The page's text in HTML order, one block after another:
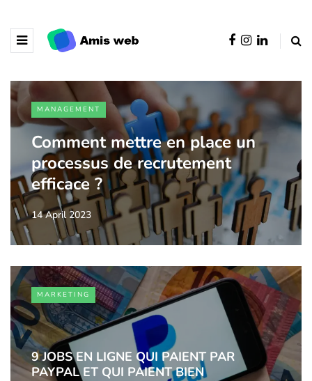
MANAGEMENT
Comment mettre en place un
processus de recrutement
efficace ?
14 April 2023
MARKETING
9 JOBS EN LIGNE QUI PAIENT PAR
PAYPAL ET QUI PAIENT BIEN